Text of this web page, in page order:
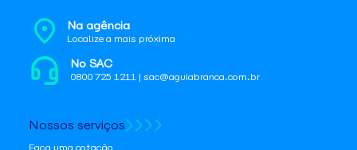
Na agência
Localize a mais próxima
No SAC
0800 725 1211 | sac@aguiabranca.com.br
Nossos serviços
Faça uma cotação